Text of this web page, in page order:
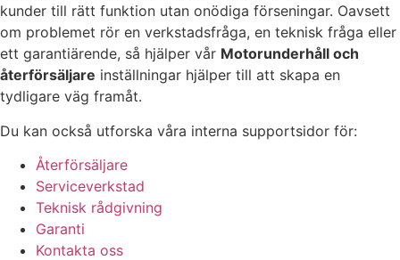
kunder till rätt funktion utan onödiga förseningar. Oavsett
om problemet rör en verkstadsfråga, en teknisk fråga eller
ett garantiärende, så hjälper vår Motorunderhåll och
återförsäljare inställningar hjälper till att skapa en
tydligare väg framåt.
Du kan också utforska våra interna supportsidor för:
Återförsäljare
Serviceverkstad
Teknisk rådgivning
Garanti
Kontakta oss
Marknadsföring
Genom att dela
med dig av dina
intressen och ditt
beteende när du
surfar ökar du
chansen att få se
personligt
anpassat innehåll
och erbjudanden.